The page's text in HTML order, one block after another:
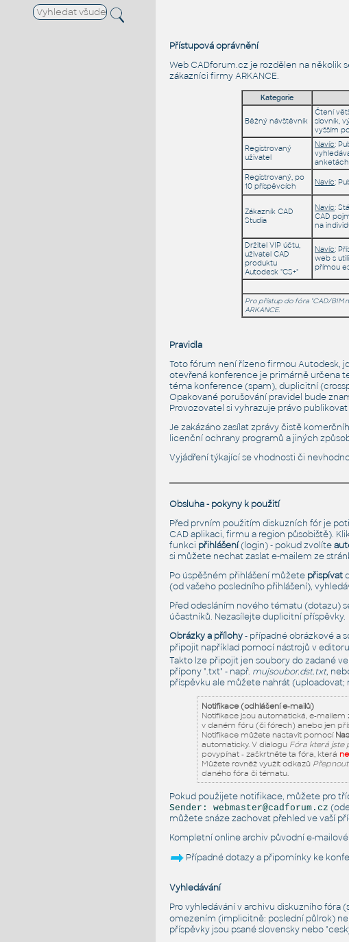
Přístupová oprávnění
Web CADforum.cz je rozdělen na několik
zákazníci firmy ARKANCE.
Kategorie
Běžný návštěvník
Čtení
slovník,
vyšším
Registrovaný
uživatel
Navíc:
Registrovaný, po
10 příspěvcích
Navíc:
Zákazník CAD
Studia
Navíc:
CAD
na
Držitel VIP účtu,
uživatel CAD
produktu
Autodesk "CS+"
Navíc:
web s
přímou
Pro přístup do fóra "CAD/BIM
ARKANCE.
Pravidla
Toto fórum není řízeno firmou Autodesk,
otevřená konference je primárně určena
téma konference (spam), duplicitní
Opakované porušování pravidel bude
Provozovatel si vyhrazuje právo
Je zakázáno zasílat zprávy čistě
licenční ochrany programů a jiných
Vyjádření týkající se vhodnosti či
Obsluha - pokyny k použití
Před prvním použitím diskuzních fór je
CAD aplikaci, firmu a region působiště).
funkci přihlášení(login) - pokud zvolíte
si můžete nechat zaslat e-mailem ze
Po úspěšném přihlášení můžete přispívat
(od vašeho posledního přihlášení),
Před odesláním nového tématu (dotazu)
účastníků. Nezasílejte duplicitní příspěvky.
Obrázky a přílohy- případné obrázkové a
připojit například pomocí nástrojů v
Takto lze připojit jen soubory do zadané
přípony ".txt" - např. mujsoubor.dst.txt,
příspěvku ale můžete nahrát (uploadovat;
Notifikace (odhlášení e-mailů)
Notifikace jsou automatická, e-
v daném fóru (či fórech) anebo jen
Notifikace můžete nastavit pomocí
automaticky. V dialogu Fóra která jste
povypínat - zaškrtněte ta fóra, která ne
Můžete rovněž využít odkazů
daného fóra či tématu.
Pokud použijete notifikace, můžete pro
Sender: webmaster@cadforum.cz
můžete snáze zachovat přehled ve vaší
Kompletní online archiv původní e-
Případné dotazy a připomínky ke
Vyhledávání
Pro vyhledávání v archivu diskuzního
omezením (implicitně: poslední půlrok)
příspěvky jsou psané slovensky nebo